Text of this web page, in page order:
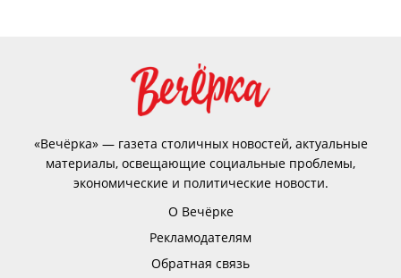
«Вечёрка» — газета столичных новостей, актуальные
материалы, освещающие социальные проблемы,
экономические и политические новости.
О Вечёрке
Рекламодателям
Обратная связь